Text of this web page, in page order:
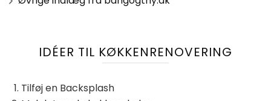
IDÉER TIL KØKKENRENOVERING
Tilføj en Backsplash